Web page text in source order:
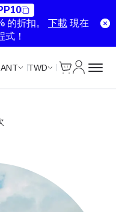
的折扣。 下載 現在
式！
TWD